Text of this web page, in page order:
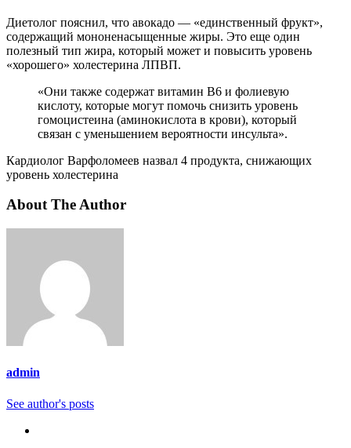
Диетолог пояснил, что авокадо — «единственный фрукт»,
содержащий мононенасыщенные жиры. Это еще один
полезный тип жира, который может и повысить уровень
«хорошего» холестерина ЛПВП.
«Они также содержат витамин B6 и фолиевую
кислоту, которые могут помочь снизить уровень
гомоцистеина (аминокислота в крови), который
связан с уменьшением вероятности инсульта».
Кардиолог Варфоломеев назвал 4 продукта, снижающих
уровень холестерина
About The Author
admin
See author's posts